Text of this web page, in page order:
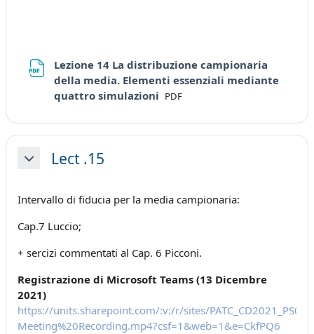
Lezione 14 La distribuzione campionaria
della media. Elementi essenziali mediante
quattro simulazioni File
PDF
MinimizzaLect .15
Intervallo di fiducia per la media campionaria:
Cap.7 Luccio;
+ sercizi commentati al Cap. 6 Picconi.
Registrazione di Microsoft Teams (13 Dicembre
2021)
https://units.sharepoint.com/:v:/r/sites/
Meeting%20Recording.mp4?csf=1&web=1&e=CkfPQ6